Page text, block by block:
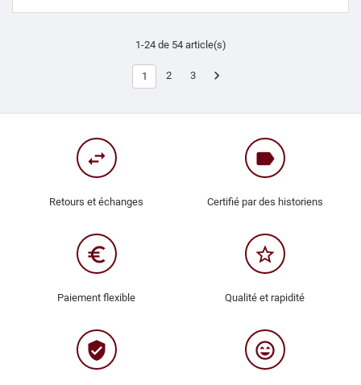
1-24 de 54 article(s)
1 2 3 
swap_horiz
Retours et échanges
label
Certifié par des historiens
euro_symbol
Paiement flexible
star_border
Qualité et rapidité
verified_user sentiment_very_satisfied